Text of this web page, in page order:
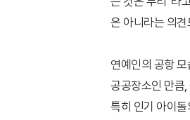
은 아니라는 의
연예인의 공항
공공장소인 만큼
특히 인기 아이